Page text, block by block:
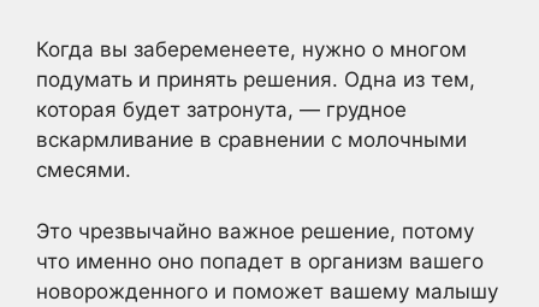
Когда вы забеременеете, нужно о многом
подумать и принять решения. Одна из тем,
которая будет затронута, — грудное
вскармливание в сравнении с молочными
смесями.
Это чрезвычайно важное решение, потому
что именно оно попадет в организм вашего
новорожденного и поможет вашему малышу